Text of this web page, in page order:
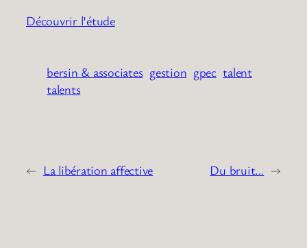
Découvrir l’étude
bersin & associates gestion gpec talent
talents
← La libération affective Du bruit… →